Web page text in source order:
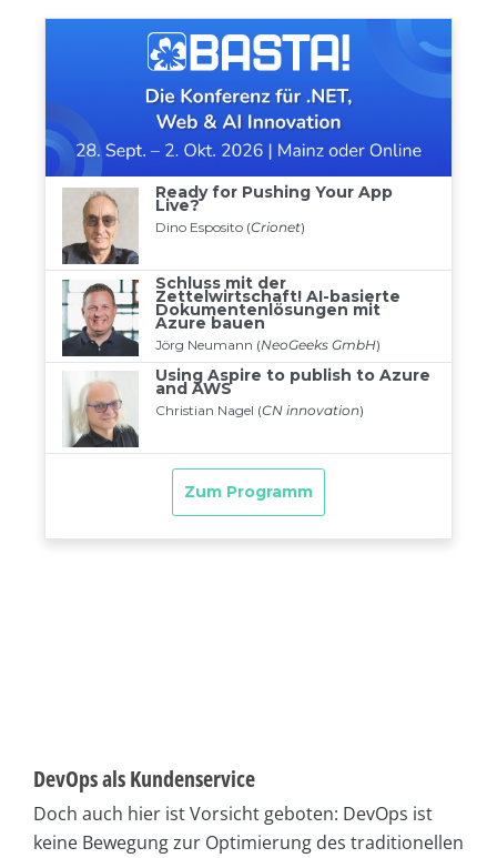
DevOps als Kundenservice
Doch auch hier ist Vorsicht geboten: DevOps ist
keine Bewegung zur Optimierung des traditionellen